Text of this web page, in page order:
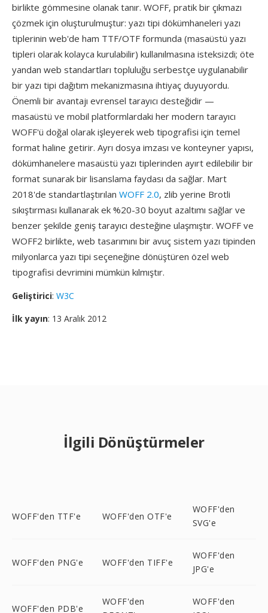
birlikte gömmesine olanak tanır. WOFF, pratik bir çıkmazı
çözmek için oluşturulmuştur: yazı tipi dökümhaneleri yazı
tiplerinin web'de ham TTF/OTF formunda (masaüstü yazı
tipleri olarak kolayca kurulabilir) kullanılmasına isteksizdi; öte
yandan web standartları topluluğu serbestçe uygulanabilir
bir yazı tipi dağıtım mekanizmasına ihtiyaç duyuyordu.
Önemli bir avantajı evrensel tarayıcı desteğidir —
masaüstü ve mobil platformlardaki her modern tarayıcı
WOFF'ü doğal olarak işleyerek web tipografisi için temel
format haline getirir. Ayrı dosya imzası ve konteyner yapısı,
dökümhanelere masaüstü yazı tiplerinden ayırt edilebilir bir
format sunarak bir lisanslama faydası da sağlar. Mart
2018'de standartlaştırılan WOFF 2.0, zlib yerine Brotli
sıkıştırması kullanarak ek %20-30 boyut azaltımı sağlar ve
benzer şekilde geniş tarayıcı desteğine ulaşmıştır. WOFF ve
WOFF2 birlikte, web tasarımını bir avuç sistem yazı tipinden
milyonlarca yazı tipi seçeneğine dönüştüren özel web
tipografisi devrimini mümkün kılmıştır.
Geliştirici: W3C
İlk yayın: 13 Aralık 2012
İlgili Dönüştürmeler
WOFF'den TTF'e WOFF'den OTF'e
WOFF'den
SVG'e
WOFF'den PNG'e WOFF'den TIFF'e
WOFF'den
JPG'e
WOFF'den PDB'e
WOFF'den
WOFF'den